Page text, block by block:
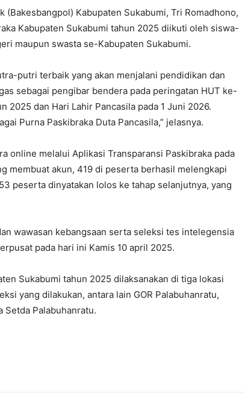
(Bakesbangpol) Kabupaten Sukabumi, Tri Romadhono,
Kabupaten Sukabumi tahun 2025 diikuti oleh siswa-
maupun swasta se-Kabupaten Sukabumi.
putri terbaik yang akan menjalani pendidikan dan
sebagai pengibar bendera pada peringatan HUT ke-
2025 dan Hari Lahir Pancasila pada 1 Juni 2026.
Purna Paskibraka Duta Pancasila,” jelasnya.
online melalui Aplikasi Transparansi Paskibraka pada
membuat akun, 419 di peserta berhasil melengkapi
peserta dinyatakan lolos ke tahap selanjutnya, yang
wawasan kebangsaan serta seleksi tes intelegensia
pada hari ini Kamis 10 april 2025.
Sukabumi tahun 2025 dilaksanakan di tiga lokasi
yang dilakukan, antara lain GOR Palabuhanratu,
Setda Palabuhanratu.